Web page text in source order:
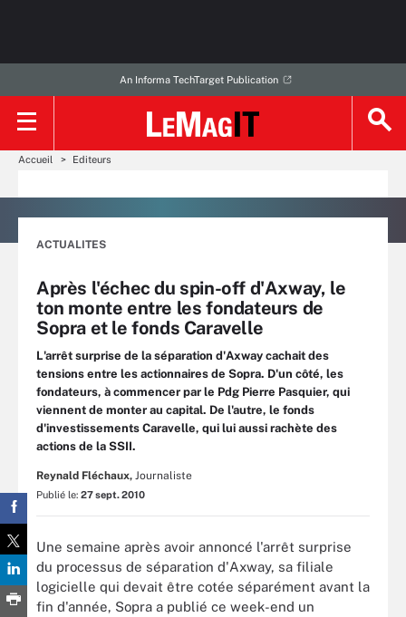
An Informa TechTarget Publication
Accueil Editeurs
ACTUALITES
Après l'échec du spin-off d'Axway, le
ton monte entre les fondateurs de
Sopra et le fonds Caravelle
L'arrêt surprise de la séparation d'Axway cachait des
tensions entre les actionnaires de Sopra. D'un côté, les
fondateurs, à commencer par le Pdg Pierre Pasquier, qui
viennent de monter au capital. De l'autre, le fonds
d'investissements Caravelle, qui lui aussi rachète des
actions de la SSII.
Reynald Fléchaux, Journaliste
Publié le: 27 sept. 2010
Une semaine après avoir annoncé l'arrêt surprise
du processus de séparation d'Axway, sa filiale
logicielle qui devait être cotée séparément avant la
fin d'année, Sopra a publié ce week-end un